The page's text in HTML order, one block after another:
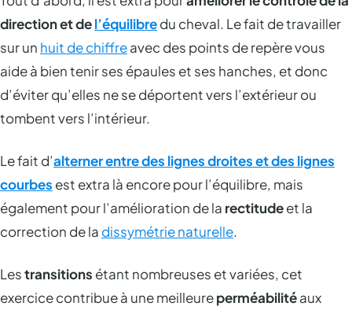
direction et del’équilibredu cheval. Le fait de travailler
sur un huit de chiffreavec des points de repère vous
aide à bien tenir ses épaules et ses hanches, et donc
d’éviter qu’elles ne se déportent vers l’extérieur ou
tombent vers l’intérieur.
Le fait d’alterner entre des lignes droites et des lignes
courbes est extra là encore pour l’équilibre, mais
également pour l’amélioration de la rectitudeet la
correction de la dissymétrie naturelle.
Lestransitions étant nombreuses et variées, cet
exercice contribue à une meilleureperméabilitéaux